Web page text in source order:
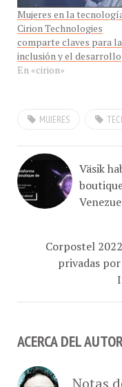
Mujeres en la
Cirion Technologies
comparte claves para la
inclusión y el desarrollo
En «cirion»
Väsik
Corpostel
privadas
ACERCA DEL AUTOR
Notas